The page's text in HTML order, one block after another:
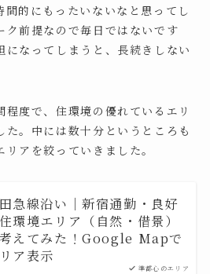
的にもったいないなと思ってし
ク前提なので毎日ではないです
になってしまうと、長続きしない
程度で、住環境の優れているエリ
た。中には数十分というところも
アを絞っていきました。
準都心のエリア
急線沿い｜新宿通勤・良好
環境エリア（自然・借景）
えてみた！Google Mapで
ア表示